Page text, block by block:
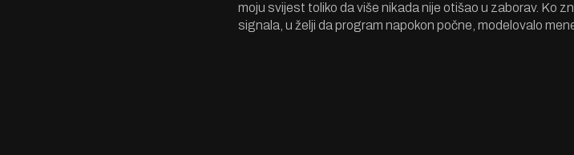
moju svijest toliko da više nikada nije otišao u zaborav. Ko
signala, u želji da program napokon počne, modelovalo